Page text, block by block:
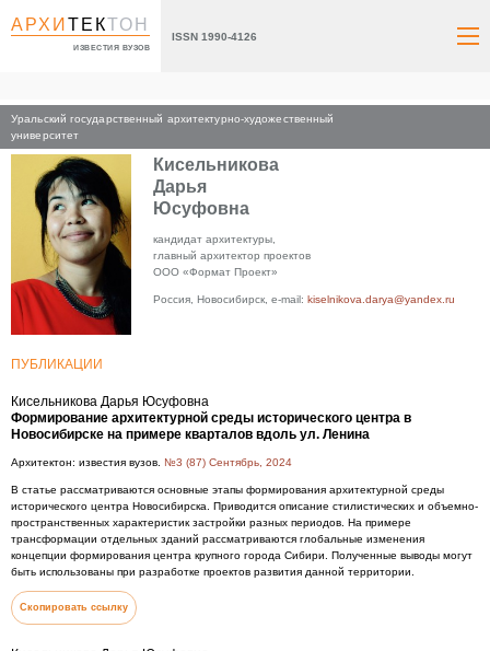
АРХИТЕКТОН
ИЗВЕСТИЯ ВУЗОВ
ISSN 1990-4126
Уральский государственный архитектурно-художественный
университет
Главная
Кисельникова
Дарья
Юсуфовна
кандидат архитектуры,
главный архитектор проектов
ООО «Формат Проект»
Россия, Новосибирск, e-mail: kiselnikova.darya@yandex.ru
ПУБЛИКАЦИИ
Кисельникова Дарья Юсуфовна
Формирование архитектурной среды исторического центра в
Новосибирске на примере кварталов вдоль ул. Ленина
Архитектон: известия вузов. №3 (87) Сентябрь, 2024
В статье рассматриваются основные этапы формирования архитектурной среды
исторического центра Новосибирска. Приводится описание стилистических и объемно-
пространственных характеристик застройки разных периодов. На примере
трансформации отдельных зданий рассматриваются глобальные изменения
концепции формирования центра крупного города Сибири. Полученные выводы могут
быть использованы при разработке проектов развития данной территории.
Скопировать ссылку